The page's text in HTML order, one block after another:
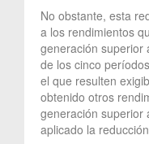
No obstante, esta
a los rendimientos
generación superior
de los cinco
el que resulten
obtenido otros
generación superior
aplicado la